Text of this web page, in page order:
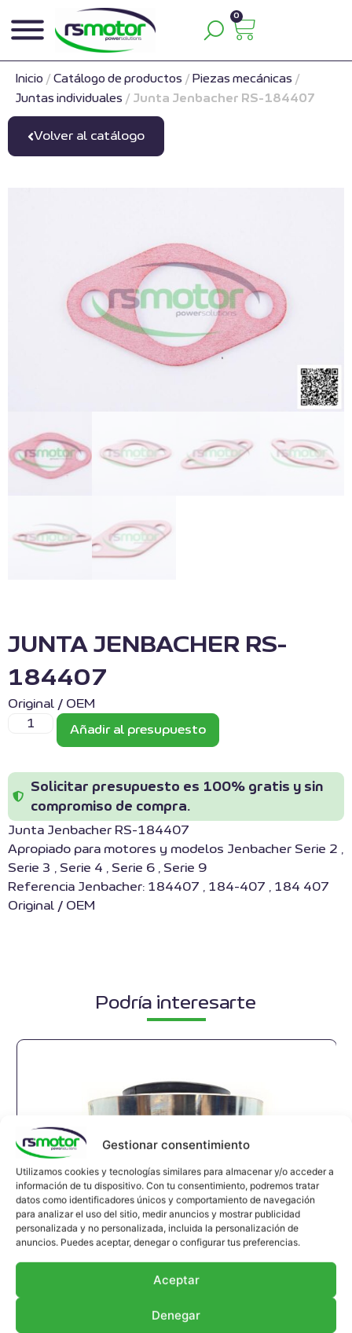
Gestionar consentimiento
Utilizamos cookies y tecnologías similares para almacenar y/o acceder a
información de tu dispositivo. Con tu consentimiento, podremos tratar
datos como identificadores únicos y comportamiento de navegación
para analizar el uso del sitio, medir anuncios y mostrar publicidad
personalizada y no personalizada, incluida la personalización de
anuncios. Puedes aceptar, denegar o configurar tus preferencias.
Aceptar
Denegar
0
Inicio / Catálogo de productos / Piezas mecánicas /
Juntas individuales / Junta Jenbacher RS-184407
Volver al catálogo
JUNTA JENBACHER RS-
184407
Original / OEM
Añadir al presupuesto
Solicitar presupuesto es 100% gratis y sin
compromiso de compra.
Junta Jenbacher RS-184407
Apropiado para motores y modelos Jenbacher Serie 2 ,
Serie 3 , Serie 4 , Serie 6 , Serie 9
Referencia Jenbacher: 184407 , 184-407 , 184 407
Original / OEM
Podría interesarte
Junta de dilatación MWM RS-
Junta de expansión MWM RS-12150710 Culata